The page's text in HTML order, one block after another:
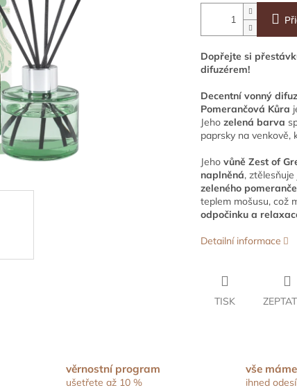
Dopřejte si
difuzérem!
Decentní vonný
Pomerančová Kůra
Jeho zelená barva
paprsky na venkově,
Jeho vůně Zest of
naplněná,
zeleného pomeranče
teplem mošusu, což
odpočinku a
Detailní informace
TISK
věrnostní program
ušetřete až 10 %
vše
ihned